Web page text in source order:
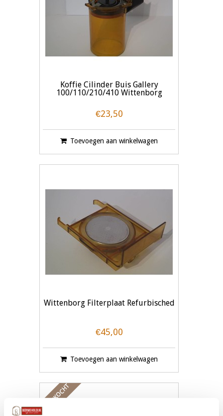
Koffie Cilinder Buis Gallery
100/110/210/410 Wittenborg
€23,50
Toevoegen aan winkelwagen
Wittenborg Filterplaat Refurbisched
€45,00
Toevoegen aan winkelwagen
UITVERKOCHT